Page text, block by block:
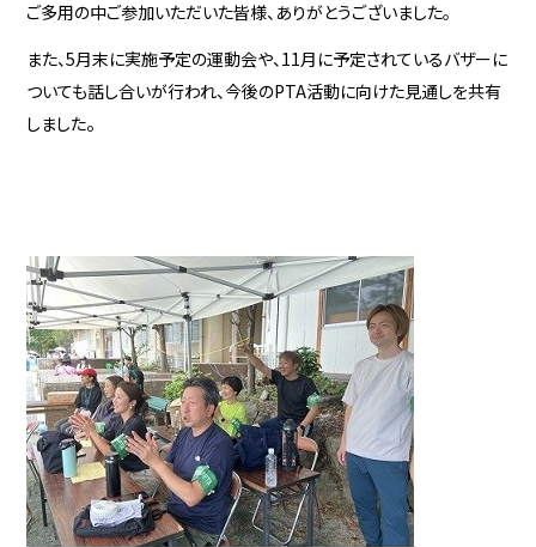
ご多用の中ご参加いただいた皆様、ありがとうございました。
また、5月末に実施予定の運動会や、11月に予定されているバザーに
ついても話し合いが行われ、今後のPTA活動に向けた見通しを共有
しました。